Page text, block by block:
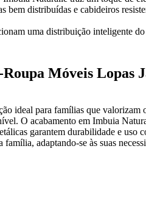
bem distribuídas e cabideiros
uma distribuição inteligente
Móveis Lopas
ideal para famílias que
O acabamento em Imbuia
garantem durabilidade e
adaptando-se às suas